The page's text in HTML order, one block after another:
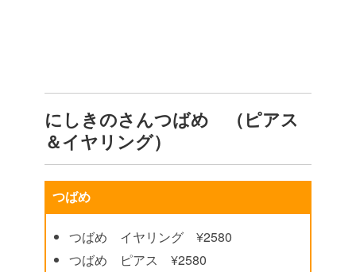
にしきのさんつばめ （ピアス
＆イヤリング）
つばめ
つばめ イヤリング ¥2580
つばめ ピアス ¥2580